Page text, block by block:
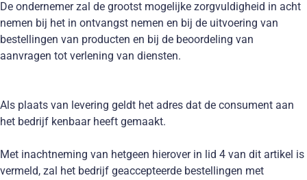
De ondernemer zal de grootst mogelijke zorgvuldigheid in acht
nemen bij het in ontvangst nemen en bij de uitvoering van
bestellingen van producten en bij de beoordeling van
aanvragen tot verlening van diensten.
Als plaats van levering geldt het adres dat de consument aan
het bedrijf kenbaar heeft gemaakt.
Met inachtneming van hetgeen hierover in lid 4 van dit artikel is
vermeld, zal het bedrijf geaccepteerde bestellingen met